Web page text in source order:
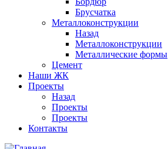
Брусчатка
Металлоконструкции
Назад
Металлоконструкции
Металлические формы
Цемент
Наши ЖК
Проекты
Назад
Проекты
Проекты
Контакты